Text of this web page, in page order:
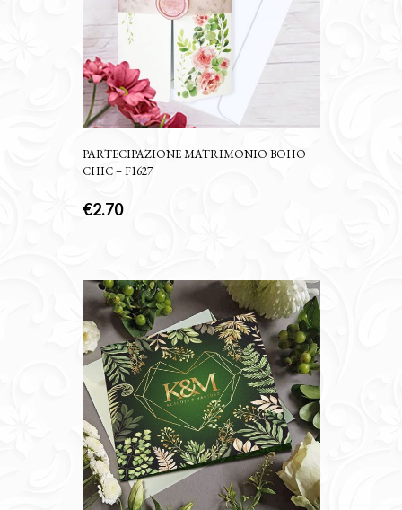
PARTECIPAZIONE MATRIMONIO BOHO
CHIC – F1627
€2.70